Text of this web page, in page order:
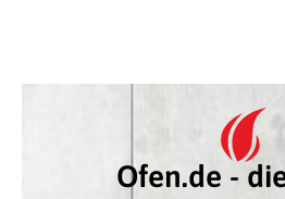
Ofen.de -